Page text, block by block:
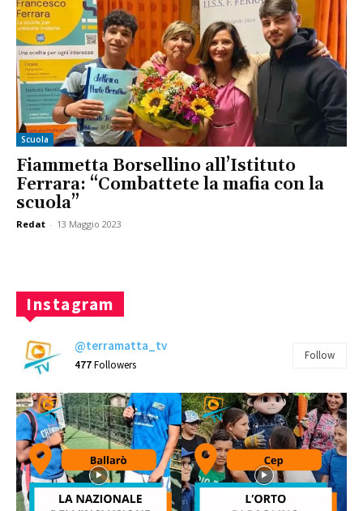
Scuola
Fiammetta Borsellino all’Istituto
Ferrara: “Combattete la mafia con la
scuola”
Redat - 13 Maggio 2023
Instagram
@terramatta_tv
477Followers
Follow